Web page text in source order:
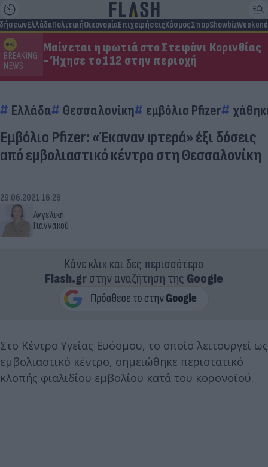
ΕλλάδαΠολιτικήΟικονομίαΕπιχειρήσειςΚόσμοςΣπορShowbizWeekend
BREAKING
NEWS
Μαίνεται η φωτιά στο Στεφάνι Κορινθίας
- Ήχησε το 112 στην περιοχή
Ελλάδα Θεσσαλονίκη εμβόλιο Pfizer
Εμβόλιο Pfizer: «Έκαναν φτερά» έξι δόσεις
από εμβολιαστικό κέντρο στη Θεσσαλονίκη
Αγγελική
Γιαννακού
29.06.2021 16:26
Κάνε κλικ και δες περισσότερο
Flash.grστην αναζήτηση της Google
Στο Κέντρο Υγείας Ευόσμου, το οποίο λειτουργεί ως
εμβολιαστικό κέντρο, σημειώθηκε περιστατικό
κλοπής φιαλιδίου εμβολίου κατά του κορονοϊού.